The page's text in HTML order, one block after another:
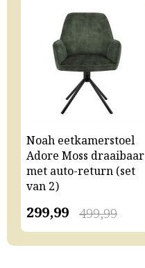
Noah eetkamerstoel
Adore Moss draaibaar
met auto-return (set
van 2)
499,99
299,99